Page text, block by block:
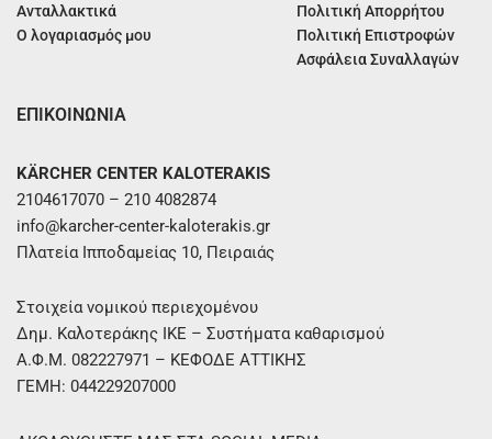
Ανταλλακτικά
Ο λογαριασμός μου
Πολιτική Απορρήτου
Πολιτική Επιστροφών
Ασφάλεια Συναλλαγών
ΕΠΙΚΟΙΝΩΝΙΑ
KÄRCHER CENTER KALOTERAKIS
2104617070 – 210 4082874
info@karcher-center-kaloterakis.gr
Πλατεία Ιπποδαμείας 10, Πειραιάς
Στοιχεία νομικού περιεχομένου
Δημ. Καλοτεράκης ΙΚΕ – Συστήματα καθαρισμού
Α.Φ.Μ. 082227971 – ΚΕΦΟΔΕ ΑΤΤΙΚΗΣ
ΓΕΜΗ: 044229207000